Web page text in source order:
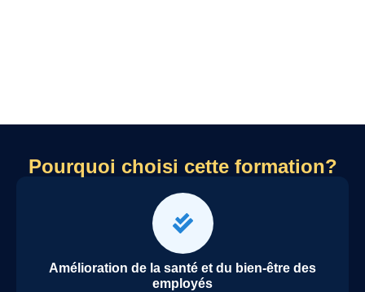
Pourquoi choisi cette formation?
Amélioration de la santé et du bien-être des
employés